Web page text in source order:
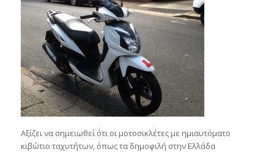
Αξίζει να σημειωθεί ότι οι μοτοσικλέτες με ημιαυτόματο
κιβώτιο ταχυτήτων, όπως τα δημοφιλή στην Ελλάδα